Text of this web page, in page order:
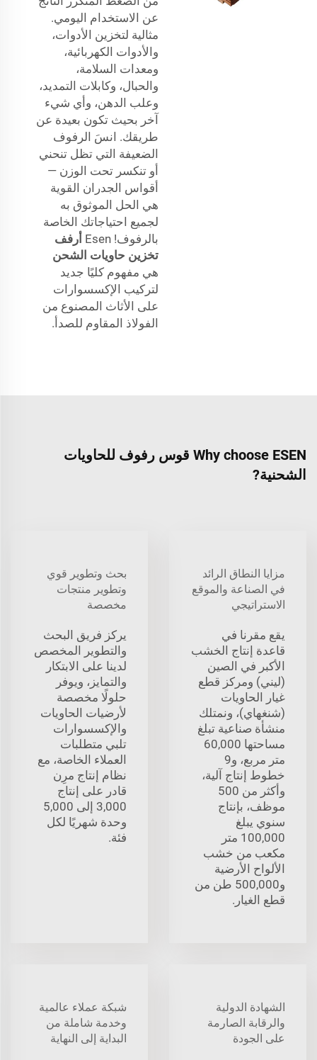
عن الاستخدام اليومي.
مثالية لتخزين الأدوات،
والأدوات الكهربائية،
ومعدات السلامة،
والحبال، وكابلات التمديد،
وعلب الدهن، وأي شيء
آخر بحيث تكون بعيدة عن
طريقك. انسَ الرفوف
الضعيفة التي تظل تنحني
أو تنكسر تحت الوزن —
أقواس الجدران القوية
هي الحل الموثوق به
لجميع احتياجاتك الخاصة
بالرفوف! Esen
أرفف
تخزين حاويات الشحن
هي مفهوم كليًا جديد
لتركيب الإكسسوارات
على الأثاث المصنوع من
الفولاذ المقاوم للصدأ.
Why choose ESEN قوس رفوف للحاويات
الشحنية?
مزايا النطاق الرائد
في الصناعة والموقع
الاستراتيجي
يقع مقرنا في
قاعدة إنتاج الخشب
الأكبر في الصين
(ليني) ومركز قطع
غيار الحاويات
(شنغهاي)، ونمتلك
منشأة صناعية تبلغ
مساحتها 60,000
متر مربع، و9
خطوط إنتاج آلية،
وأكثر من 500
موظف، بإنتاج
سنوي يبلغ
100,000 متر
مكعب من خشب
الألواح الأرضية
و500,000 طن من
قطع الغيار.
بحث وتطوير قوي
وتطوير منتجات
مخصصة
يركز فريق البحث
والتطوير المخصص
لدينا على الابتكار
والتمايز، ويوفر
حلولًا مخصصة
لأرضيات الحاويات
والإكسسوارات
تلبي متطلبات
العملاء الخاصة، مع
نظام إنتاج مرِن
قادر على إنتاج
3,000 إلى 5,000
وحدة شهريًا لكل
فئة.
الشهادة الدولية
والرقابة الصارمة
على الجودة
شبكة عملاء عالمية
وخدمة شاملة من
البداية إلى النهاية